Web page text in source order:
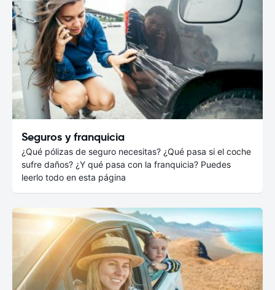
Seguros y franquicia
¿Qué pólizas de seguro necesitas? ¿Qué pasa si el coche
sufre daños? ¿Y qué pasa con la franquicia? Puedes
leerlo todo en esta página